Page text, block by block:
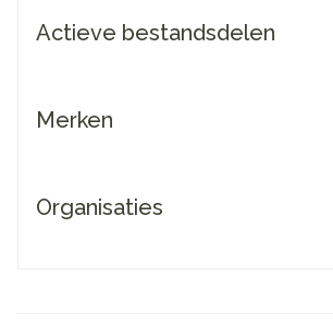
Actieve bestandsdelen
Merken
Organisaties